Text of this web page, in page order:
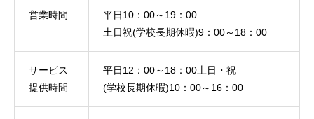
営業時間
平日10：00～19：00
土日祝(学校長期休暇)9：00～18：00
サービス
提供時間
平日12：00～18：00土日・祝
(学校長期休暇)10：00～16：00